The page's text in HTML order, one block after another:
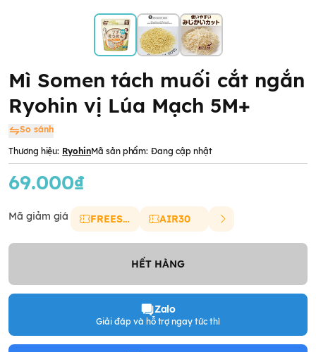
Mì Somen tách muối cắt ngắn
Ryohin vị Lúa Mạch 5M+
So sánh
Thương hiệu: RyohinMã sản phẩm: Đang cập nhật
69.000₫
Mã giảm giá FREESHIP AIR30
HẾT HÀNG
Zalo
Giải đáp và hỗ trợ ngay tức thì